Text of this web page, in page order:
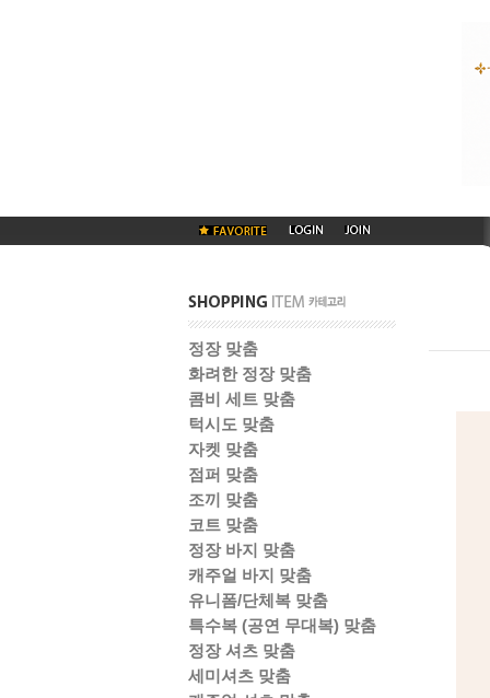
정장 맞춤
화려한 정장 맞춤
콤비 세트 맞춤
턱시도 맞춤
자켓 맞춤
점퍼 맞춤
조끼 맞춤
코트 맞춤
정장 바지 맞춤
캐주얼 바지 맞춤
유니폼/단체복 맞춤
특수복 (공연 무대복) 맞춤
정장 셔츠 맞춤
세미셔츠 맞춤